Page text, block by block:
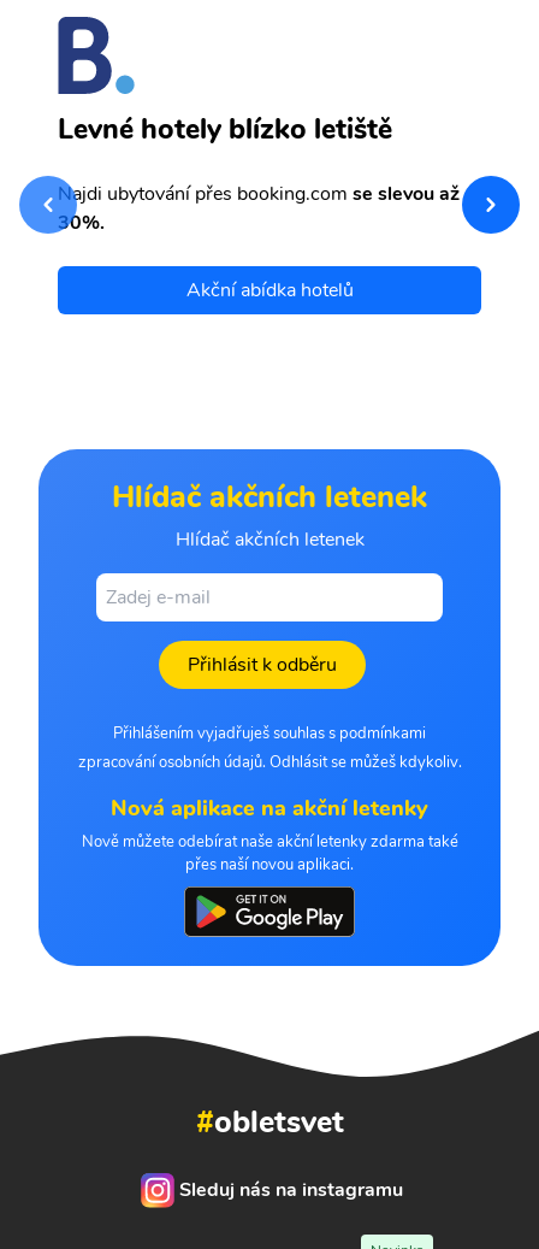
Levné hotely blízko letiště
Najdi ubytování přes booking.com se slevou až
30%.
Akční abídka hotelů
Hlídač akčních letenek
Hlídač akčních letenek
Přihlásit k odběru
Přihlášením vyjadřuješ souhlas s podmínkami
zpracování osobních údajů. Odhlásit se můžeš kdykoliv.
Nová aplikace na akční letenky
Nově můžete odebírat naše akční letenky zdarma také
přes naší novou aplikaci.
#obletsvet
Sleduj nás na instagramu